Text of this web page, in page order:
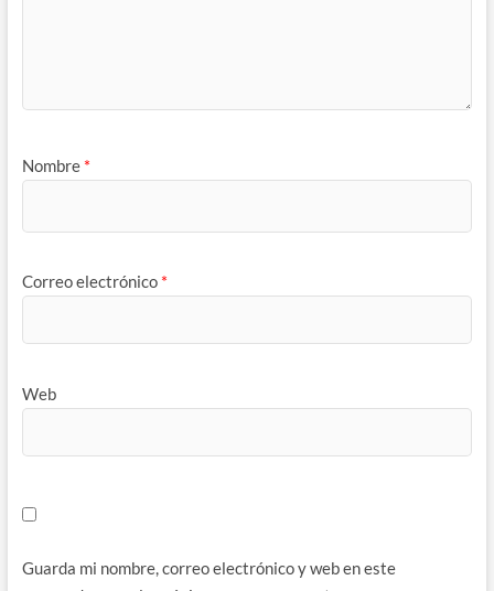
Nombre *
Correo electrónico *
Web
Guarda mi nombre, correo electrónico y web en este